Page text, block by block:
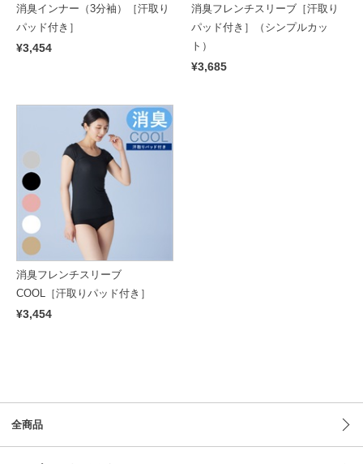
消臭インナー（3分袖）［汗取り
パッド付き］
¥3,454
消臭フレンチスリーブ［汗取り
パッド付き］（シンプルカッ
ト）
¥3,685
消臭フレンチスリーブ
COOL［汗取りパッド付き］
¥3,454
全商品